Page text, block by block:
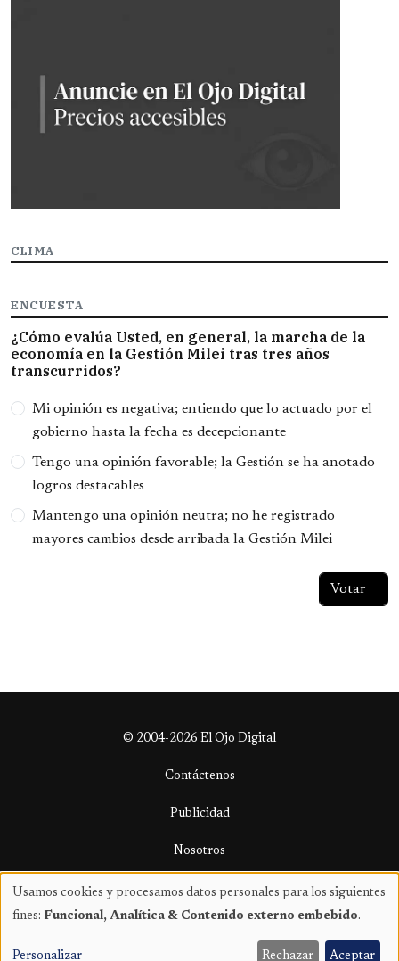
CLIMA
ENCUESTA
¿Cómo evalúa Usted, en general, la marcha de la
economía en la Gestión Milei tras tres años
transcurridos?
Opciones
Mi opinión es negativa; entiendo que lo actuado por el
gobierno hasta la fecha es decepcionante
Tengo una opinión favorable; la Gestión se ha anotado
logros destacables
Mantengo una opinión neutra; no he registrado
mayores cambios desde arribada la Gestión Milei
© 2004-2026 El Ojo Digital
Contáctenos
Publicidad
Nosotros
Términos y condiciones
Uso
datos
Usamos cookies y procesamos datos personales para los siguientes
fines: Funcional, Analítica & Contenido externo embebido.
Personalizar Rechazar Aceptar